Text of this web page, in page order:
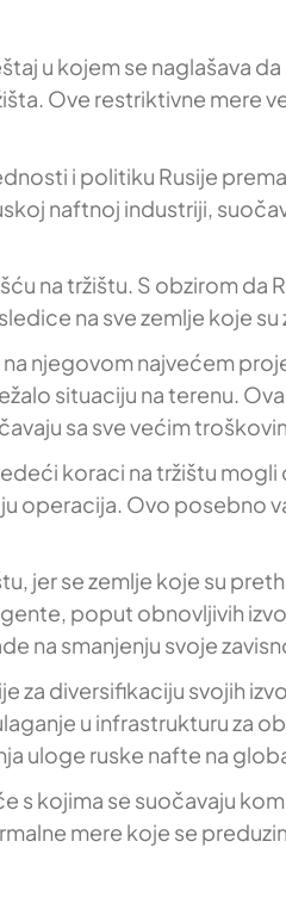
u kojem se naglašava
Ove restriktivne mere
i politiku Rusije
naftnoj industriji,
na tržištu. S obzirom da
na sve zemlje koje
njegovom najvećem
situaciju na terenu.
sa sve većim
koraci na tržištu
operacija. Ovo posebno
jer se zemlje koje su
poput obnovljivih
na smanjenju svoje
za diversifikaciju svojih
u infrastrukturu za
uloge ruske nafte na
kojima se suočavaju
mere koje se